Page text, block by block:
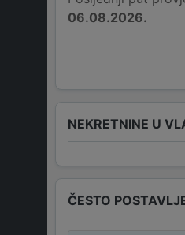
06.08.2026.
NEKRETNINE U
ČESTO